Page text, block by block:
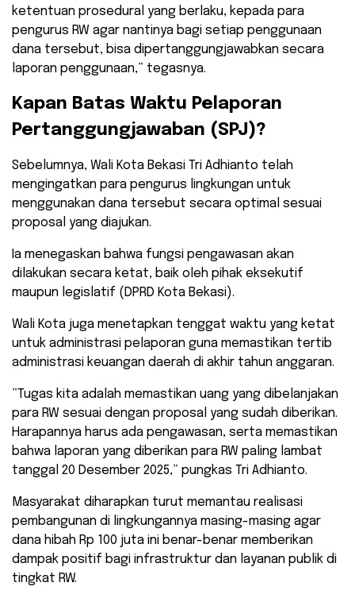
ketentuan prosedural yang berlaku, kepada para
pengurus RW agar nantinya bagi setiap penggunaan
dana tersebut, bisa dipertanggungjawabkan secara
laporan penggunaan,” tegasnya.
​Kapan Batas Waktu Pelaporan
Pertanggungjawaban (SPJ)?
Sebelumnya, Wali Kota Bekasi Tri Adhianto telah
mengingatkan para pengurus lingkungan untuk
menggunakan dana tersebut secara optimal sesuai
proposal yang diajukan.
Ia menegaskan bahwa fungsi pengawasan akan
dilakukan secara ketat, baik oleh pihak eksekutif
maupun legislatif (DPRD Kota Bekasi).
​Wali Kota juga menetapkan tenggat waktu yang ketat
untuk administrasi pelaporan guna memastikan tertib
administrasi keuangan daerah di akhir tahun anggaran.
​”Tugas kita adalah memastikan uang yang dibelanjakan
para RW sesuai dengan proposal yang sudah diberikan.
Harapannya harus ada pengawasan, serta memastikan
bahwa laporan yang diberikan para RW paling lambat
tanggal 20 Desember 2025,” pungkas Tri Adhianto.
​Masyarakat diharapkan turut memantau realisasi
pembangunan di lingkungannya masing-masing agar
dana hibah Rp 100 juta ini benar-benar memberikan
dampak positif bagi infrastruktur dan layanan publik di
tingkat RW.